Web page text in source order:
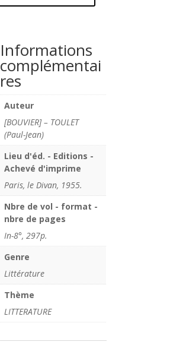
Informations
complémentai
res
Auteur
[BOUVIER] – TOULET
(Paul-Jean)
Lieu d'éd. - Editions -
Achevé d'imprime
Paris, le Divan, 1955.
Nbre de vol - format -
nbre de pages
In-8°, 297p.
Genre
Littérature
Thème
LITTERATURE